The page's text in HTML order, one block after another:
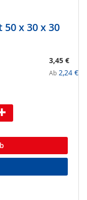
x 30 x 30
3,45 €
Ab 2,24 €